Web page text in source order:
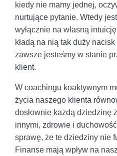
kiedy nie mamy jednej,
nurtujące pytanie. Wtedy
wyłącznie na własną
kładą na nią tak duży
zawsze jesteśmy w stanie
klient.
W coachingu koaktywnym
życia naszego klienta
dosłownie każdą dziedzinę
innymi, zdrowie i
sprawę, że te dziedziny nie
Finanse mają wpływ na